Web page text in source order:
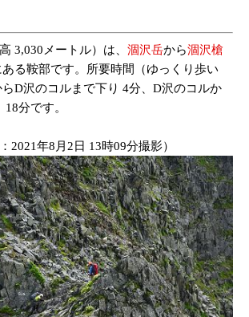
3,030メートル）は、 涸沢岳から涸沢槍
る鞍部です。所要時間（ゆっくり歩い
D沢のコルまで下り 4分、D沢のコルか
分です。
2021年8月2日 13時09分撮影）